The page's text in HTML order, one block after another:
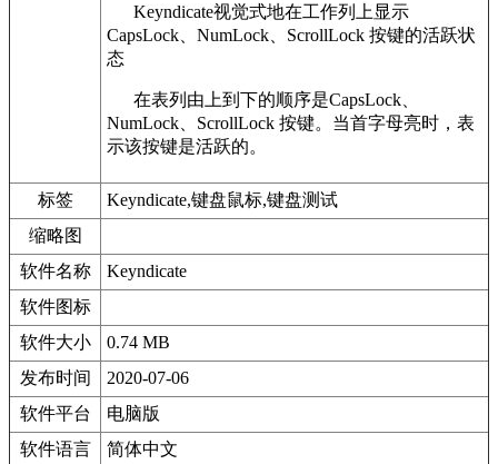
Keyndicate视觉式地在工作列上显示
CapsLock、NumLock、ScrollLock 按键的活跃状
态
在表列由上到下的顺序是CapsLock、
NumLock、ScrollLock 按键。当首字母亮时，表
示该按键是活跃的。
标签
Keyndicate,键盘鼠标,键盘测试
缩略图
软件名称
Keyndicate
软件图标
软件大小
0.74 MB
发布时间
2020-07-06
软件平台
电脑版
软件语言
简体中文